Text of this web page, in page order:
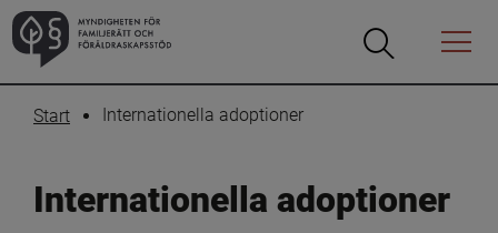
Öppna
Öppna
Menyn
Start Internationella adoptioner
Internationella adoptioner